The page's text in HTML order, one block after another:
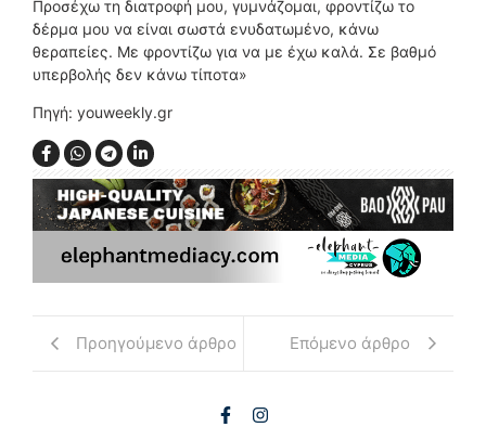
Προσέχω τη διατροφή μου, γυμνάζομαι, φροντίζω το
δέρμα μου να είναι σωστά ενυδατωμένο, κάνω
θεραπείες. Με φροντίζω για να με έχω καλά. Σε βαθμό
υπερβολής δεν κάνω τίποτα»
Πηγή: youweekly.gr
Προηγούμενο άρθρο Επόμενο άρθρο